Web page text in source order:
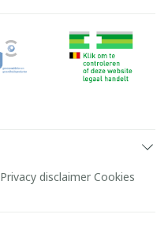
Privacy disclaimer Cookies